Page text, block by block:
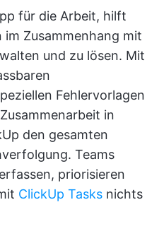
für die Arbeit, hilft
im Zusammenhang mit
und zu lösen. Mit
Fehlervorlagen
in
den gesamten
Teams
priorisieren
ClickUp Tasks nichts